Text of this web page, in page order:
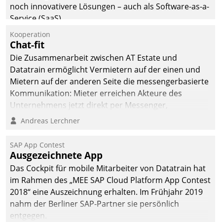
Partner sowie erstmals
agile Projektmethoden.
noch innovativere Lösungen – auch als Software-as-a-
Service (SaaS).
Kooperation
Chat-fit
Die Zusammenarbeit zwischen AT Estate und
Datatrain ermöglicht Vermietern auf der einen und
Mietern auf der anderen Seite die messengerbasierte
Kommunikation: Mieter erreichen Akteure des
Unternehmens jetzt direkt per Messenger,
Mitarbeiter oder Dienstleister empfangen oder
Andreas Lerchner
SAP App Contest
Ausgezeichnete App
Das Cockpit für mobile Mitarbeiter von Datatrain hat
im Rahmen des „MEE SAP Cloud Platform App Contest
2018“ eine Auszeichnung erhalten. Im Frühjahr 2019
nahm der Berliner SAP-Partner sie persönlich
entgegen.